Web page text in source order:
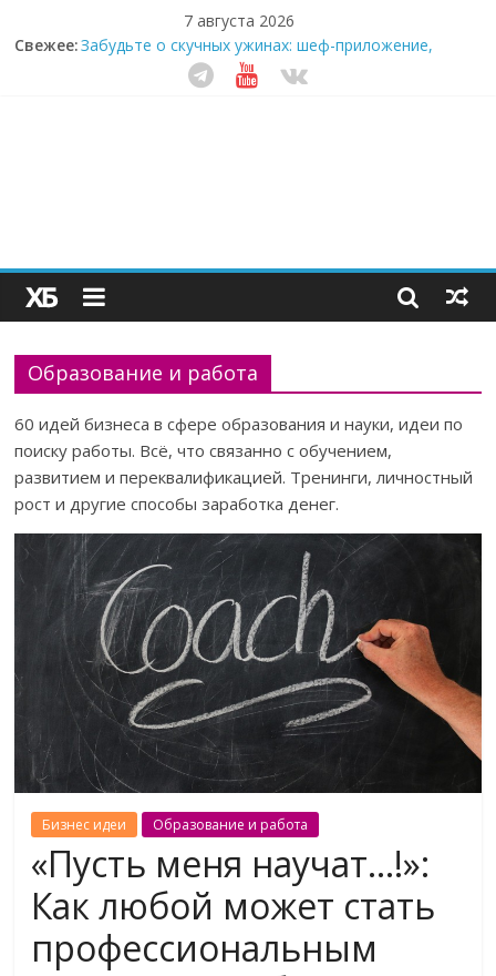
7 августа 2026
Свежее:Забудьте о скучных ужинах: шеф-приложение,
которое видит вашу еду насквозь
Небо зовёт: как бизнес на полётах дронов и
Секрет супергидратации: почему кокосовая вода с
пребиотиками становится главным трендом
здорового питания
Образование и работа
60 идей бизнеса в сфере образования и науки, идеи по
поиску работы. Всё, что связанно с обучением,
развитием и переквалификацией. Тренинги, личностный
рост и другие способы заработка денег.
Бизнес идеи Образование и работа
«Пусть меня научат…!»:
Как любой может стать
профессиональным